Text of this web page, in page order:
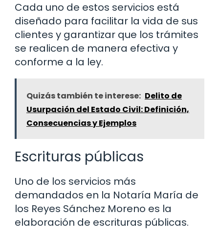
Cada uno de estos servicios está
diseñado para facilitar la vida de sus
clientes y garantizar que los trámites
se realicen de manera efectiva y
conforme a la ley.
Quizás también te interese: Delito de
Usurpación del Estado Civil: Definición,
Consecuencias y Ejemplos
Escrituras públicas
Uno de los servicios más
demandados en la Notaría María de
los Reyes Sánchez Moreno es la
elaboración de escrituras públicas.